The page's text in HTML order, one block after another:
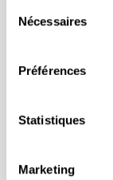
Nécessaires
Préférences
Statistiques
Marketing
Other
2026